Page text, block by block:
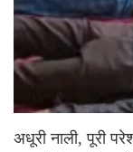
अधूरी नाली, पूरी